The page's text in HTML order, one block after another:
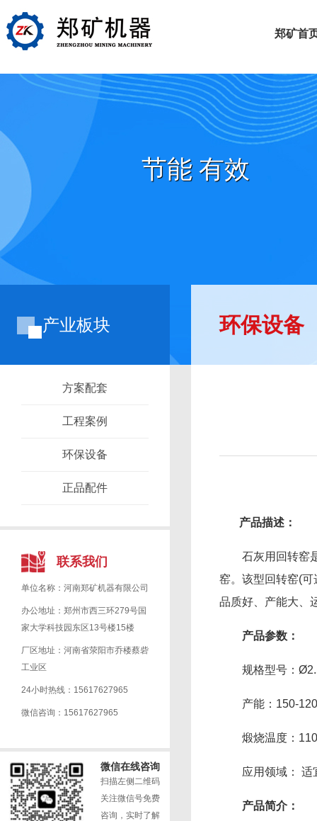
郑矿首
节能 有效
产业板块
方案配套
工程案例
环保设备
正品配件
联系我们
单位名称：河南郑矿机器有限公司
办公地址：郑州市西三环279号国
家大学科技园东区13号楼15楼
厂区地址：河南省荥阳市乔楼蔡砦
工业区
24小时热线：15617627965
微信咨询：15617627965
微信在线咨询
扫描左侧二维码
关注微信号免费
咨询，实时了解
环保设备
产品描述：
石灰用回转窑是
窑。该型回转窑(
品质好、产能大、
产品参数：
规格型号：
产能：150-
煅烧温度：
应用领域： 适宜
产品简介：